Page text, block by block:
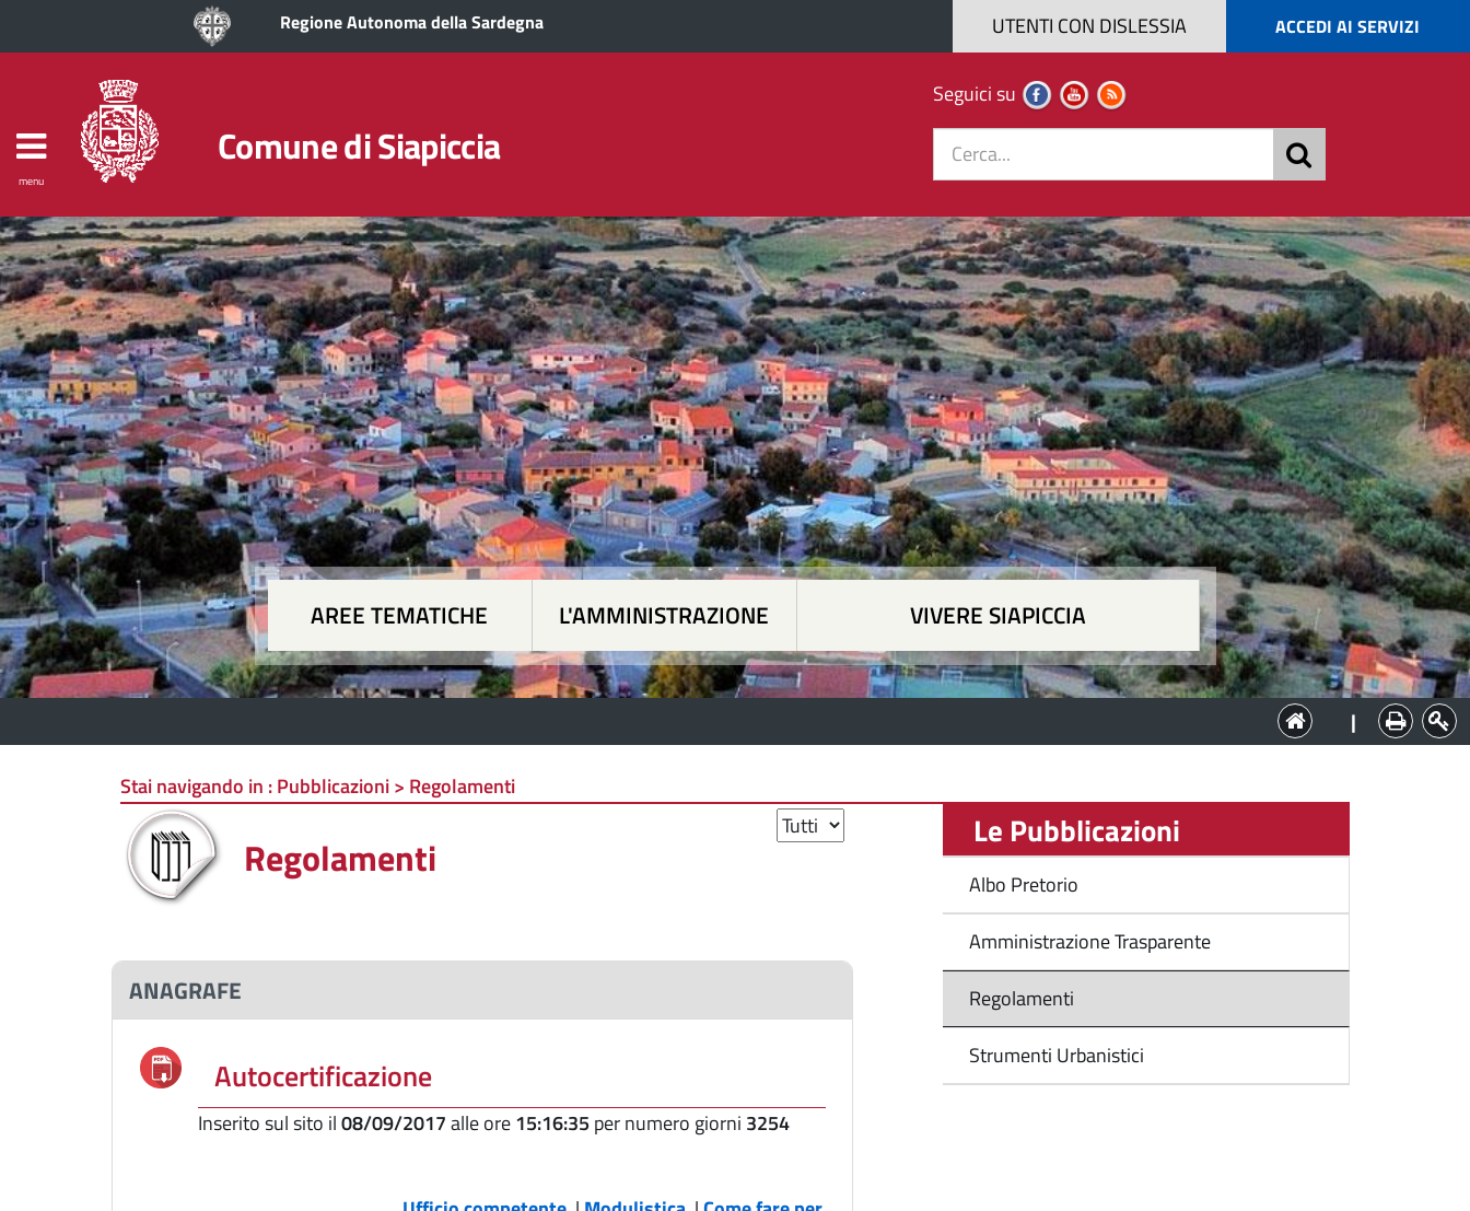
Regione Autonoma della Sardegna ACCEDI AI SERVIZI
UTENTI CON DISLESSIA
menu
Comune di Siapiccia
Seguici su
AREE TEMATICHE L'AMMINISTRAZIONE VIVERE SIAPICCIA
|
Stai navigando in :Pubblicazioni > Regolamenti
Regolamenti
ANAGRAFE
Autocertificazione
Inserito sul sito il08/09/2017alle ore15:16:35 per numero giorni 3254
Le Pubblicazioni
Albo Pretorio
Amministrazione Trasparente
Regolamenti
Strumenti Urbanistici